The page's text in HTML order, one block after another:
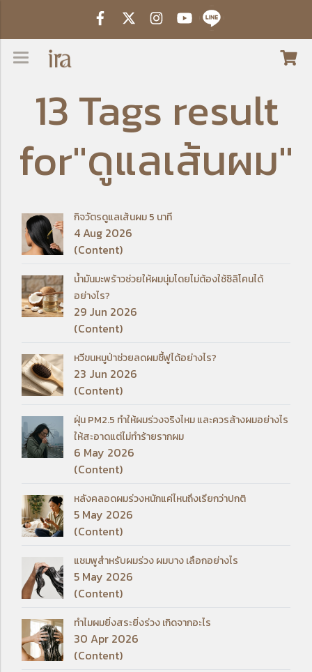
13 Tags result
for"ดูแลเส้นผม"
กิจวัตรดูแลเส้นผม 5 นาที
4 Aug 2026
(Content)
น้ำมันมะพร้าวช่วยให้ผมนุ่มโดยไม่ต้องใช้ซิลิโคนได้
อย่างไร?
29 Jun 2026
(Content)
หวีขนหมูป่าช่วยลดผมชี้ฟูได้อย่างไร?
23 Jun 2026
(Content)
ฝุ่น PM2.5 ทำให้ผมร่วงจริงไหม และควรล้างผมอย่างไร
ให้สะอาดแต่ไม่ทำร้ายรากผม
6 May 2026
(Content)
หลังคลอดผมร่วงหนักแค่ไหนถึงเรียกว่าปกติ
5 May 2026
(Content)
แชมพูสำหรับผมร่วง ผมบาง เลือกอย่างไร
5 May 2026
(Content)
ทำไมผมยิ่งสระยิ่งร่วง เกิดจากอะไร
30 Apr 2026
(Content)